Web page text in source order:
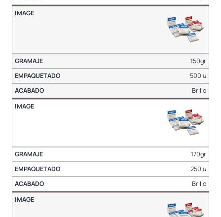
150gr
500 u
Brillo
170gr
250 u
Brillo